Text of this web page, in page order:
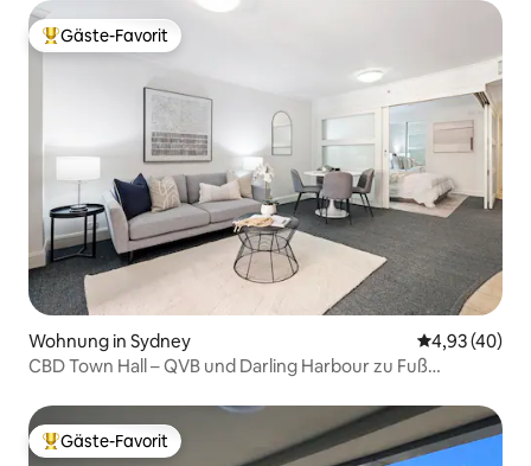
Beliebter Gäste-Favorit.
Gäste-Favorit
Wohnung in Sydney
4,93 (40)
CBD Town Hall – QVB und Darling Harbour zu Fuß
Beliebter Gäste-Favorit.
Gäste-Favorit